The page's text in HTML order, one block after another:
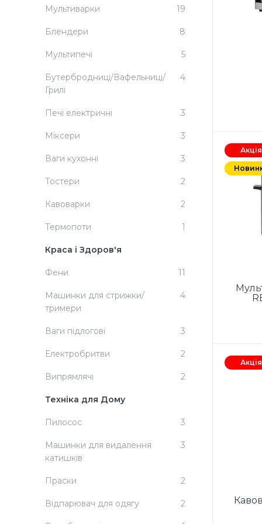
Мультиварки 19
Блендери 8
Мультипечі 5
Бутербродниці/Вафельниці/
Грилі
4
Печi електричнi 3
Міксери 3
Ваги кухонні 3
Тостери 2
Кавоварки 2
Термопоти 1
Краса і Здоров'я
Фени 11
Машинки для стрижки/
тримери
4
Ваги підлогові 3
Електробритви 2
Випрямлячі 2
Техніка для Дому
Пилосос 3
Машинки для видалення
катишків
3
Праски 2
Відпарювач для одягу 2
з
та
Акція
5 л,
Акція